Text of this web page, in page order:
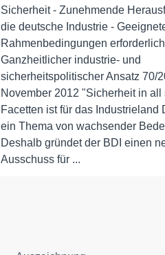
Sicherheit - Zunehmende
die deutsche Industrie -
Rahmenbedingungen
Ganzheitlicher industrie- und
sicherheitspolitischer Ansatz 70/
November 2012 "Sicherheit in all
Facetten ist für das Industrieland
ein Thema von wachsender
Deshalb gründet der BDI einen
Ausschuss für ...